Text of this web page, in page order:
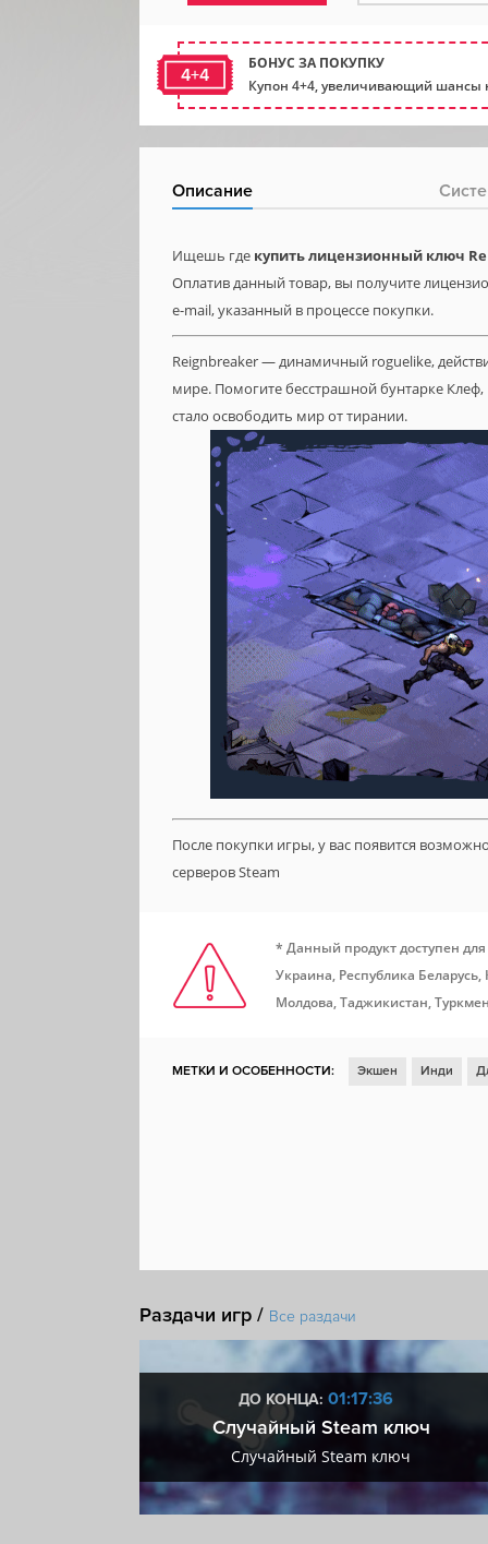
4+4
БОНУС ЗА ПОКУПКУ
Купон 4+4, увеличивающий шансы
Описание
Ищешь где купить лицензионный ключ
Оплатив данный товар, вы получите
e-mail, указанный в процессе покупки.
Reignbreaker — динамичный roguelike,
мире. Помогите бесстрашной бунтарке
стало освободить мир от тирании.
После покупки игры, у вас появится
серверов Steam
* Данный продукт доступен
Украина, Республика
Молдова, Таджикистан,
МЕТКИ И ОСОБЕННОСТИ: Экшен Инди
Раздачи игр / Все раздачи
ДО КОНЦА: 01:17:35
Случайный Steam ключ
Случайный Steam ключ